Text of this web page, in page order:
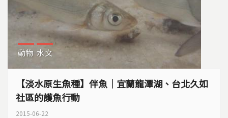
動物 水文
【淡水原生魚種】伴魚｜宜蘭龍潭湖、台北久如
社區的護魚行動
2015-06-22